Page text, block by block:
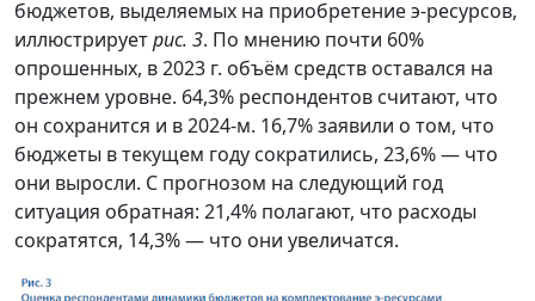
бюджетов, выделяемых на приобретение э-ресурсов,
иллюстрируетрис. 3. По мнению почти 60%
опрошенных, в 2023 г. объём средств оставался на
прежнем уровне. 64,3% респондентов считают, что
он сохранится и в 2024-м. 16,7% заявили о том, что
бюджеты в текущем году сократились, 23,6% — что
они выросли. С прогнозом на следующий год
ситуация обратная: 21,4% полагают, что расходы
сократятся, 14,3% — что они увеличатся.